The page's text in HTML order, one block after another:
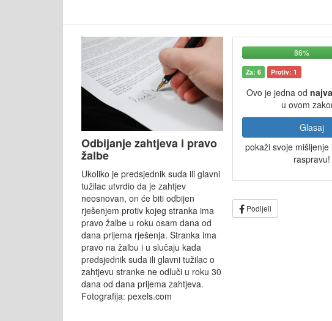
Odbijanje zahtjeva i pravo
žalbe
Ukoliko je predsjednik suda ili glavni
tužilac utvrdio da je zahtjev
neosnovan, on će biti odbijen
rješenjem protiv kojeg stranka ima
pravo žalbe u roku osam dana od
dana prijema rješenja. Stranka ima
pravo na žalbu i u slučaju kada
predsjednik suda ili glavni tužilac o
zahtjevu stranke ne odluči u roku 30
dana od dana prijema zahtjeva.
Fotografija: pexels.com
86%
Za: 6 Protiv: 1
Ovo je jedna od
u ovom
Glasaj
pokaži svoje mišljenje
raspravu!
Podijeli